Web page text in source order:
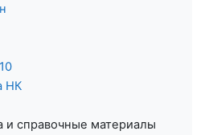
НК
и справочные материалы